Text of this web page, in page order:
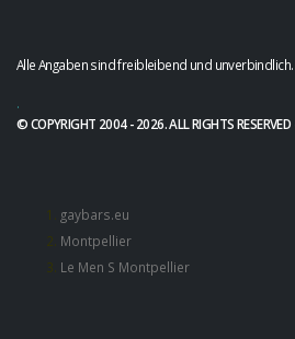
Alle Angaben sind freibleibend und
.
© COPYRIGHT 2004 - 2026. ALL RIGHTS
gaybars.eu
Montpellier
Le Men S Montpellier